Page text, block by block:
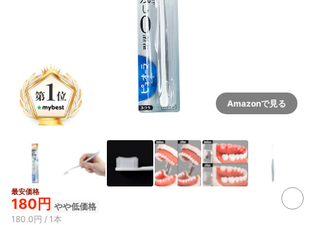
Amazonで見る
最安価格
180円 やや低価格
180.0円 / 1本